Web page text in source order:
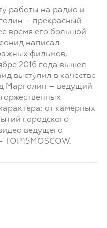
работы на радио и
– прекрасный
время его большой
написал
фильмов,
2016 года вышел
выступил в качестве
Марголин – ведущий
от камерных
городского
ведущего
TOP15MOSCOW.